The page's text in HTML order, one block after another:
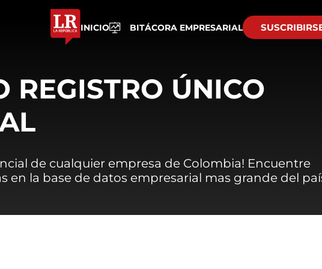
INICIO BITÁCORA EMPRESARIAL
REGISTRO ÚNICO
de cualquier empresa de Colombia! Encuentre
en la base de datos empresarial mas grande del